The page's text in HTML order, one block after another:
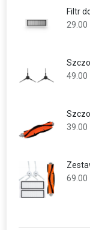
Filtr
29.00
49.00
39.00
69.00